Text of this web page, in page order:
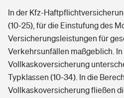
In der Kfz-
(10-25), für die Einstufung des
Versicherungsleistungen für
Verkehrsunfällen maßgeblich. In
Vollkaskoversicherung
Typklassen (10-34). In die
Vollkaskoversicherung fließen